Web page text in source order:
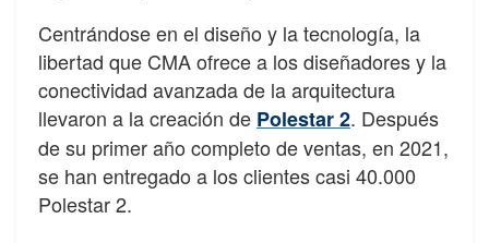
Centrándose en el diseño y la tecnología, la
libertad que CMA ofrece a los diseñadores y la
conectividad avanzada de la arquitectura
llevaron a la creación de Polestar 2. Después
de su primer año completo de ventas, en 2021,
se han entregado a los clientes casi 40.000
Polestar 2.